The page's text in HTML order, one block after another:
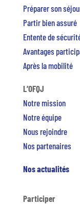
Préparer son
Partir bien assuré
Entente de
Avantages
Après la mobilité
L’OFQJ
Notre mission
Notre équipe
Nous rejoindre
Nos partenaires
Nos actualités
Participer